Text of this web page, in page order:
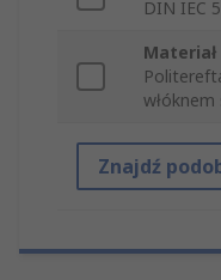
DIN IEC
włóknem
Znajdź